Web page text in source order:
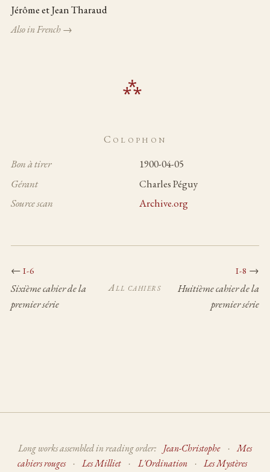
Jérôme et Jean Tharaud
Also in French →
Colophon
Bon à tirer
1900-04-05
Gérant
Charles Péguy
Source scan
Archive.org
←I-6
Sixième cahier de la
premier série
All cahiers
I-8 →
Huitième cahier de la
premier série
Long works assembled in reading order: Jean-Christophe · Mes
cahiers rouges
· Les Milliet · L'Ordination · Les Mystères